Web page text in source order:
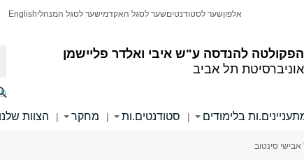
הפקולטה להנדסה ע"ש איבי ואלדר פליישמן
אוניברסיטת תל אביב
אלפוןשער לסטודנטיםשער לסגל האקדמישער לסגל המנהליEnglish
בלימודים | סטודנטים.ות | מחקר | הצוות שלנו
אבישי סינטוב